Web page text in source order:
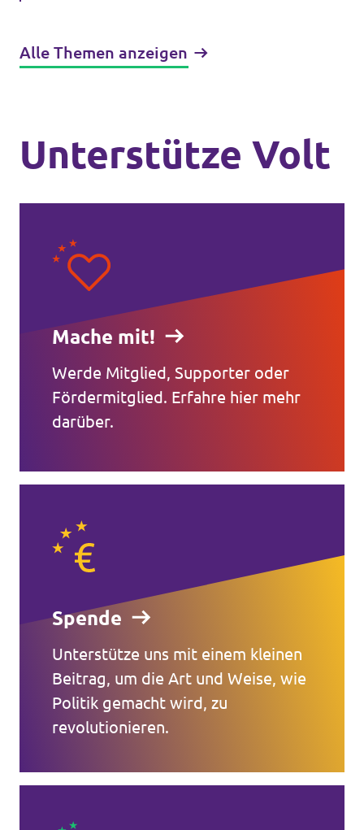
Alle Themen anzeigen
Unterstütze Volt
Mache mit!
Werde Mitglied, Supporter oder
Fördermitglied. Erfahre hier mehr
darüber.
Spende
Unterstütze uns mit einem kleinen
Beitrag, um die Art und Weise, wie
Politik gemacht wird, zu
revolutionieren.